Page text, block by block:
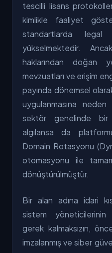
tescilli lisans
kimlikle faaliyet
standartlarda
yükselmektedir.
haklarından doğan
mevzuatları ve erişim
payında dönemsel
uygulanmasına
sektör genelinde
algılansa da
Domain Rotasyonu
otomasyonu ile
dönüştürülmüştür.
Bir alan adına idari
sistem yöneticilerinin
gerek kalmaksızın,
imzalanmış ve siber